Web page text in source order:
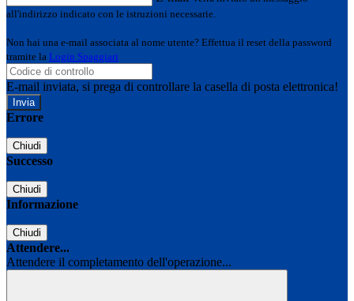
all'indirizzo indicato con le istruzioni necessarie.
Non hai una e-mail associata al nome utente? Effettua il reset della password
tramite la Login Spaggiari
E-mail inviata, si prega di controllare la casella di posta elettronica!
Errore
Chiudi
Successo
Chiudi
Informazione
Chiudi
Attendere...
Attendere il completamento dell'operazione...